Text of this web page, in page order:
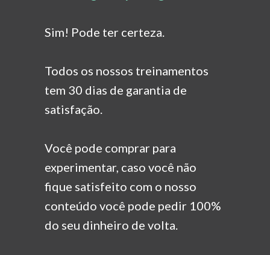
Sim! Pode ter certeza.
Todos os nossos treinamentos
tem 30 dias de garantia de
satisfação.
Você pode comprar para
experimentar, caso você não
fique satisfeito com o nosso
conteúdo você pode pedir 100%
do seu dinheiro de volta.